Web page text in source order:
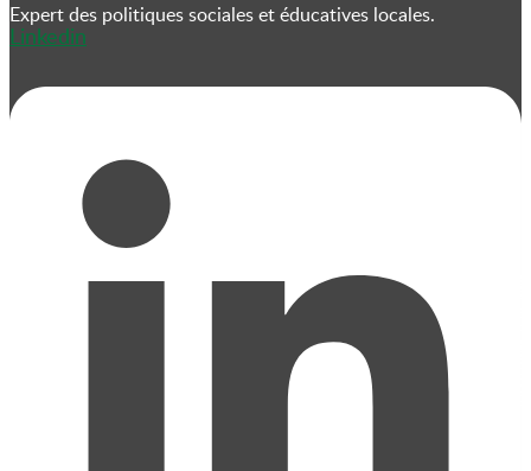
Expert des politiques sociales et éducatives locales.
Linkedin